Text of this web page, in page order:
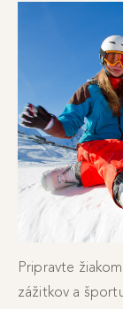
Pripravte
zážitkov a